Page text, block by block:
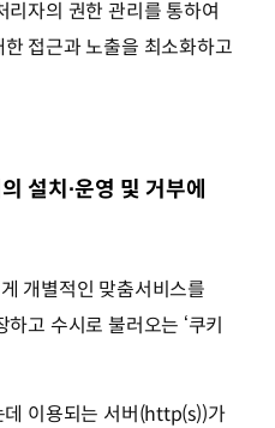
자의 권한 관리를 통하여
접근과 노출을 최소화하고
설치∙운영 및 거부에
개별적인 맞춤서비스를
고 수시로 불러오는 ‘쿠키
이용되는 서버(http(s))가